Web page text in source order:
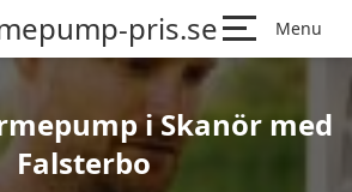
pris.se Menu
i Skanör med
Falsterbo